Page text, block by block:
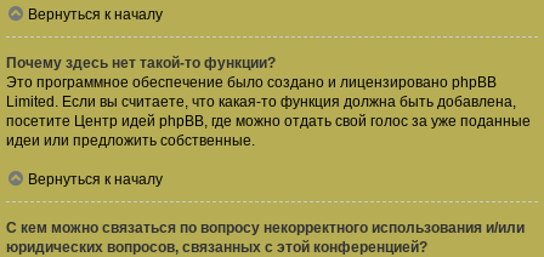
Вернуться к началу
Почему здесь нет такой-то функции?
Это программное обеспечение было создано и лицензировано phpBB
Limited. Если вы считаете, что какая-то функция должна быть добавлена,
посетите Центр идей phpBB, где можно отдать свой голос за уже поданные
идеи или предложить собственные.
Вернуться к началу
С кем можно связаться по вопросу некорректного использования и/или
юридических вопросов, связанных с этой конференцией?